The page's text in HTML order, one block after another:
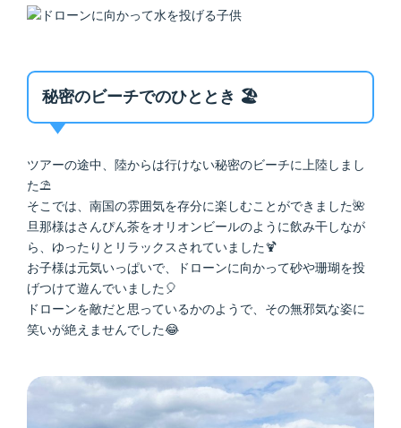
秘密のビーチでのひととき 🏖️
ツアーの途中、陸からは行けない秘密のビーチに上陸しまし
た⛱️
そこでは、南国の雰囲気を存分に楽しむことができました🌺
旦那様はさんぴん茶をオリオンビールのように飲み干しなが
ら、ゆったりとリラックスされていました🍹
お子様は元気いっぱいで、ドローンに向かって砂や珊瑚を投
げつけて遊んでいました🎈
ドローンを敵だと思っているかのようで、その無邪気な姿に
笑いが絶えませんでした😂